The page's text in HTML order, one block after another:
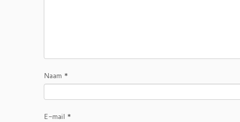
Naam *
E-mail *